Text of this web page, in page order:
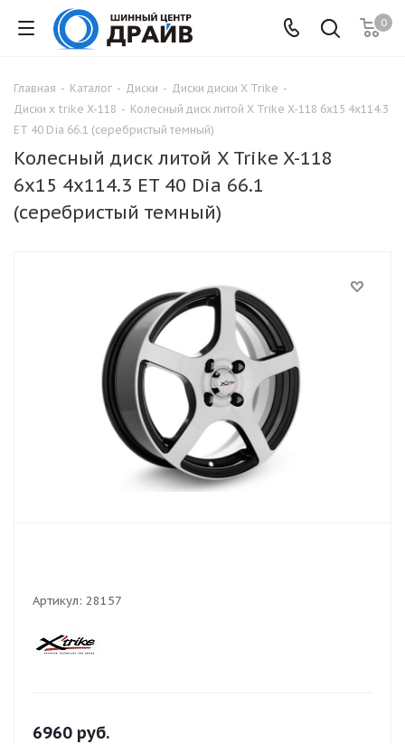
0
Главная - Каталог - Диски - Диски диски X Trike -
Диски x trike X-118 - Колесный диск литой X Trike X-118 6x15 4x114.3
ET 40 Dia 66.1 (серебристый темный)
Колесный диск литой X Trike X-118
6x15 4x114.3 ET 40 Dia 66.1
(серебристый темный)
Артикул: 28157
6960 руб.